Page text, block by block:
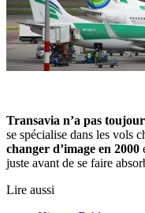
Transavia n’a pas
se spécialise dans les vols
changer d’image en 2000
juste avant de se faire
Lire aussi